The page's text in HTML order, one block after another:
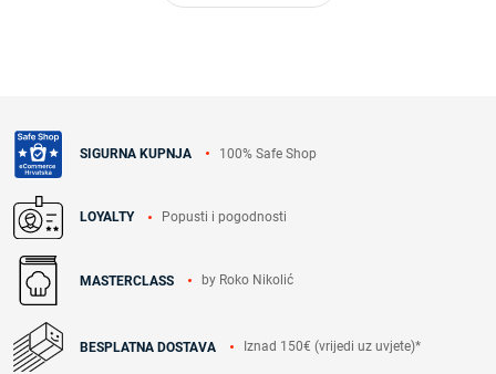
SIGURNA KUPNJA 100% Safe Shop
LOYALTY Popusti i pogodnosti
MASTERCLASS by Roko Nikolić
BESPLATNA DOSTAVA Iznad 150€ (vrijedi uz uvjete)*